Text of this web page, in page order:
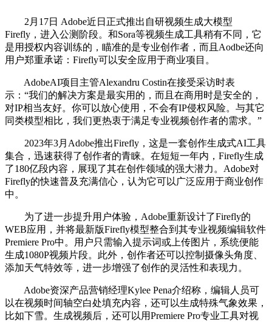
2月17日 Adobe近日正式推出自研视频生成大模型
Firefly，进入公测阶段。和Sora等视频生成工具稍有不同，它
是用授权内容训练的，瞄准的是专业创作者，而且Aodbe还向
用户郑重承诺：Firefly可以安全应用于商业项目。
AdobeAI项目主管Alexandru Costin在接受采访时表
示：“我们的解决方案是最实用的，而且在商用时是安全的，
对IP相当友好。你可以放心使用，不会有IP侵权风险。与其它
同类模型相比，我们更热衷于满足专业视频创作者的需求。”
2023年3月Adobe推出Firefly，这是一套创作生成式AI工具
集合，迅速获得了创作者的青睐。在短短一年内，Firefly生成
了180亿段内容，展现了其在创作领域的强大潜力。Adobe对
Firefly的快速普及充满信心，认为它可以广泛应用于商业创作
中。
为了进一步提升用户体验，Adobe重新设计了Firefly的
WEB应用，并将最新版Firefly模型整合到其专业视频编辑软件
Premiere Pro中。用户只需输入提示词或上传图片，系统便能
生成1080P视频片段。此外，创作者还可以控制摄像头角度、
添加天气特效等，进一步增强了创作的灵活性和表现力。
Adobe资深产品营销经理Kylee Pena介绍称，编辑人员可
以在视频时间轴空白处填充内容，还可以生成特殊气象效果，
比如下雪。生成视频后，还可以用Premiere Pro专业工具对视